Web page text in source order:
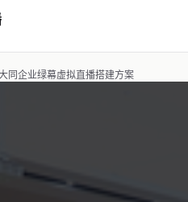
同企业绿幕虚拟直播搭建方案